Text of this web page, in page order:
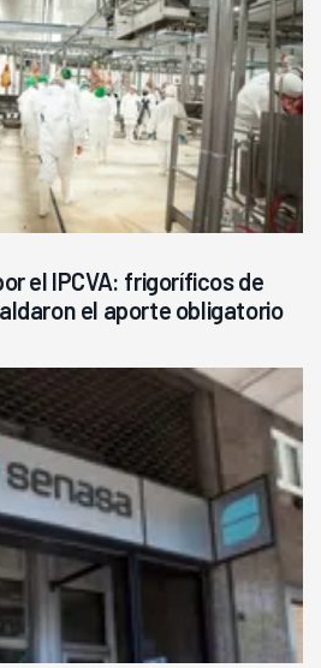
el IPCVA: frigoríficos de
el aporte obligatorio